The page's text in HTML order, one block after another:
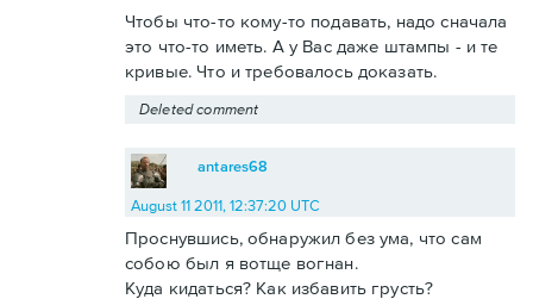
Чтобы что-то кому-то подавать, надо сначала
это что-то иметь. А у Вас даже штампы - и те
кривые. Что и требовалось доказать.
Deleted comment
antares68
August 11 2011, 12:37:20 UTC
Проснувшись, обнаружил без ума, что сам
собою был я вотще вогнан.
Куда кидаться? Как избавить грусть?